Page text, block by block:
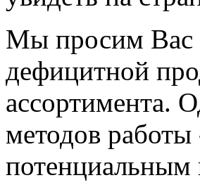
Мы просим Вас
дефицитной
ассортимента.
методов
потенциальным